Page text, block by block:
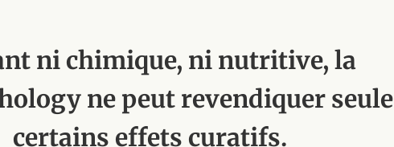
ni chimique, ni nutritive, la
ne peut revendiquer seule
certains effets curatifs.